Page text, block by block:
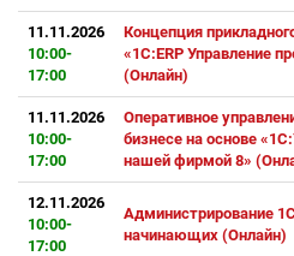
11.11.2026
10:00-
17:00
Концепция
«1С:ERP Управление
(Онлайн)
11.11.2026
10:00-
17:00
Оперативное
бизнесе на основе
нашей фирмой 8»
12.11.2026
10:00-
17:00
Администрирование
начинающих (Онлайн)